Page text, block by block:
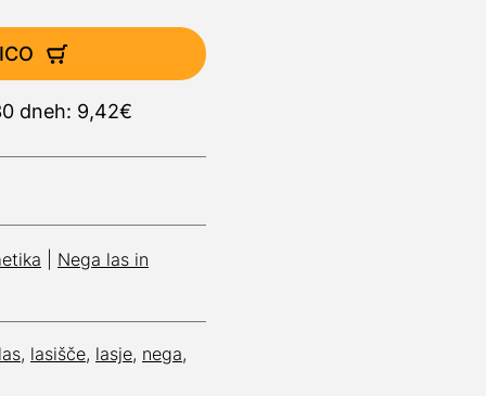
dneh: 9,42€
Nega las in
, lasišče, lasje, nega,